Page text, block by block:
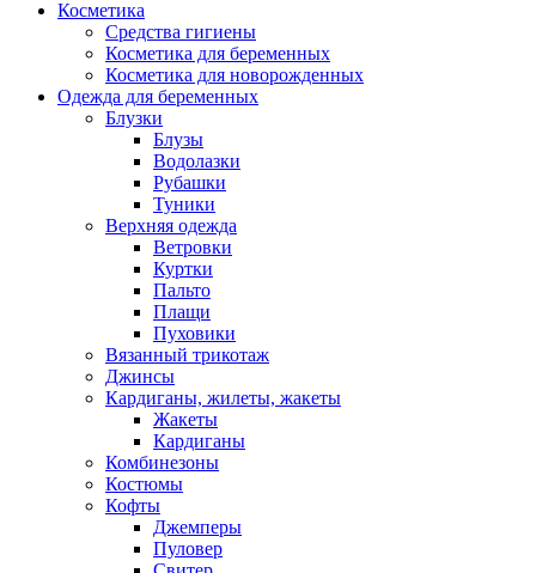
Косметика
Cредства гигиены
Косметика для беременных
Косметика для новорожденных
Одежда для беременных
Блузки
Блузы
Водолазки
Рубашки
Туники
Верхняя одежда
Ветровки
Куртки
Пальто
Плащи
Пуховики
Вязанный трикотаж
Джинсы
Кардиганы, жилеты, жакеты
Жакеты
Кардиганы
Комбинезоны
Костюмы
Кофты
Джемперы
Пуловер